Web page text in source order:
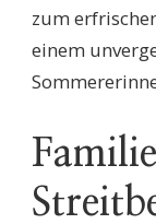
zum
einem